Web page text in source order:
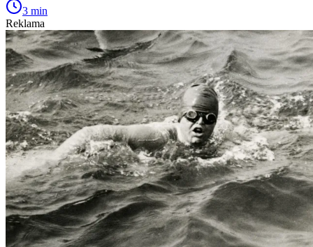
3 min
Reklama